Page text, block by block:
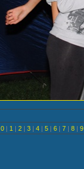
0 | 1 | 2 | 3 | 4 | 5 | 6 | 7 | 8 |